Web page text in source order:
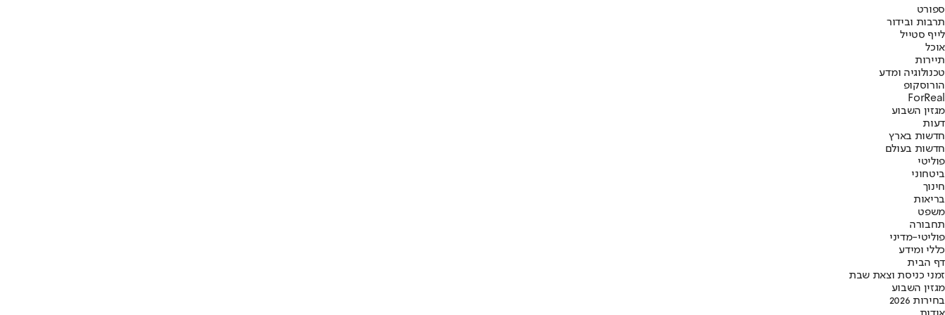
ספורט
תרבות ובידור
לייף סטייל
אוכל
תיירות
טכנולוגיה ומדע
הורוסקופ
ForReal
מגזין השבוע
דעות
חדשות בארץ
חדשות בעולם
פוליטי
ביטחוני
חינוך
בריאות
משפט
תחבורה
פוליטי-מדיני
כללי ומידע
דף הבית
זמני כניסת וצאת שבת
מגזין השבוע
בחירות 2026